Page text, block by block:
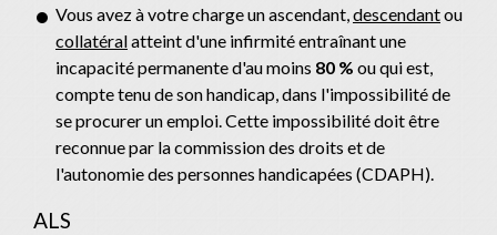
Vous avez à votre charge un ascendant,descendantou
collatéralatteint d'une infirmité entraînant une
incapacité permanente d'au moins 80 % ou qui est,
compte tenu de son handicap, dans l'impossibilité de
se procurer un emploi. Cette impossibilité doit être
reconnue par la commission des droits et de
l'autonomie des personnes handicapées (CDAPH).
ALS